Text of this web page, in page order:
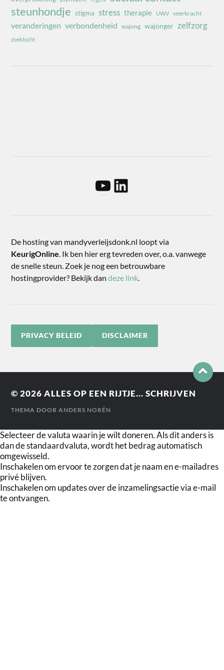
steunhondje stigma stress therapie UWV veerkracht
veranderingen verbondenheid wajong wajonger zelfzorg
zoektocht
De hosting van mandyverleijsdonk.nl loopt via
KeurigOnline . Ik ben hier erg tevreden over, o.a. vanwege
de snelle steun. Zoek je nog een betrouwbare
hostingprovider? Bekijk dandeze link
PRIVACY BELEID DISCLAIMER
© 2026ALLES OP EEN RIJTJE... SCHRIJVEN
THEMA DOORANDERS NORÉN
Selecteer de valuta waarin je wilt doneren. Als dit anders is
dan de standaardvaluta, wordt het bedrag automatisch
omgewisseld.
Inschakelen om ervoor te zorgen dat je naam en e-mailadres
privé blijven.
Inschakelen om updates over de inzamelingsactie via e-mail
te ontvangen.